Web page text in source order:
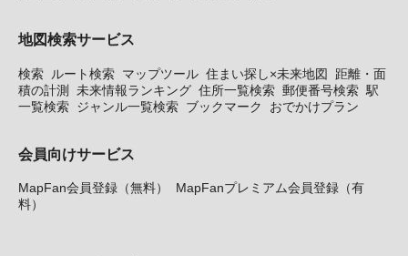
地図検索サービス
検索 ルート検索 マップツール 住まい探し×未来地図
距離・面
積の計測 未来情報ランキング 住所一覧検索 郵便番号検索 駅
一覧検索 ジャンル一覧検索 ブックマーク おでかけプラン
会員向けサービス
MapFan会員登録（無料）
MapFanプレミアム会員登録（有
料）